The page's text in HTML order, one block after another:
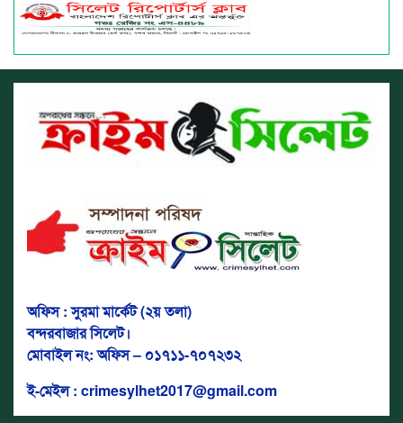
অফিস : সুরমা মার্কেট (২য় তলা)
বন্দরবাজার সিলেট।
মোবাইল নং: অফিস – ০১৭১১-৭০৭২৩২
ই-মেইল : crimesylhet2017@gmail.com